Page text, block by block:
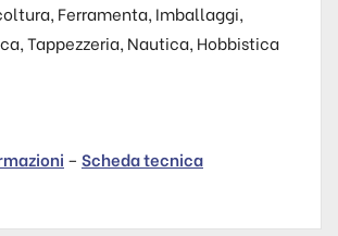
Ferramenta, Imballaggi,
Tappezzeria, Nautica, Hobbistica
– Scheda tecnica